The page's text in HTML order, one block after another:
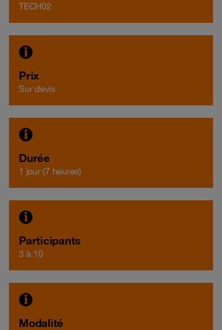
TECH02
Prix
Sur devis
Durée
1 jour (7 heures)
Participants
3 à 10
Modalité